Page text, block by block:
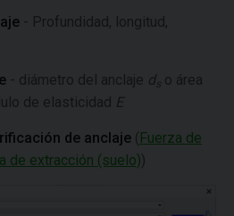
- Profundidad, longitud,
- diámetro del anclaje ds o área
de elasticidad E
de anclaje ( Fuerza de
de extracción (suelo))